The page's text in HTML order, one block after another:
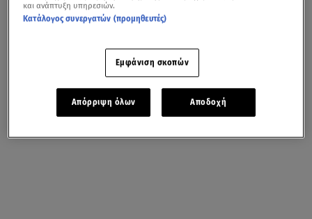
και ανάπτυξη υπηρεσιών.
Κατάλογος συνεργατών (προμηθευτές)
Εμφάνιση σκοπών
Απόρριψη όλων Αποδοχή